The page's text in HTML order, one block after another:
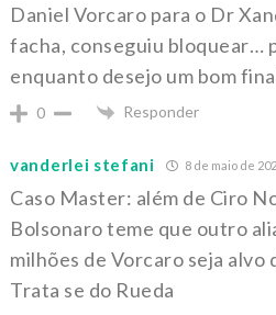
Daniel Vorcaro para o Dr
facha, conseguiu bloquear…
enquanto desejo um bom
0 Responder
vanderlei stefani 8 de maio de
Caso Master: além de Ciro
Bolsonaro teme que outro
milhões de Vorcaro seja alvo
Trata se do Rueda